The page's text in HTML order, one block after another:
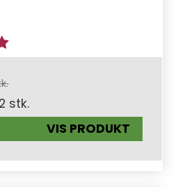
stk.
VIS PRODUKT